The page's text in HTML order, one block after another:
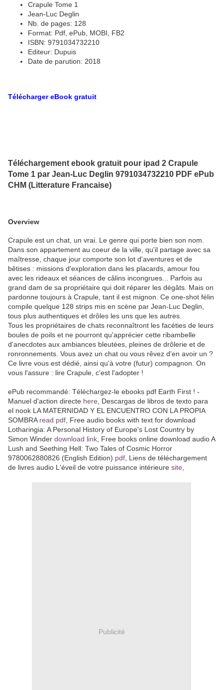
Crapule Tome 1
Jean-Luc Deglin
Nb. de pages: 128
Format: Pdf, ePub, MOBI, FB2
ISBN: 9791034732210
Editeur: Dupuis
Date de parution: 2018
Télécharger eBook gratuit
Téléchargement ebook gratuit pour ipad 2 Crapule
Tome 1 par Jean-Luc Deglin 9791034732210 PDF ePub
CHM (Litterature Francaise)
Overview
Crapule est un chat, un vrai. Le genre qui porte bien son nom.
Dans son appartement au coeur de la ville, qu'il partage avec sa
maîtresse, chaque jour comporte son lot d'aventures et de
bêtises : missions d'exploration dans les placards, amour fou
avec les rideaux et séances de câlins incongrues... Parfois au
grand dam de sa propriétaire qui doit réparer les dégâts. Mais on
pardonne toujours à Crapule, tant il est mignon. Ce one-shot félin
compile quelque 128 strips mis en scène par Jean-Luc Deglin,
tous plus authentiques et drôles les uns que les autres.
Tous les propriétaires de chats reconnaîtront les facéties de leurs
boules de poils et ne pourront qu'apprécier cette ribambelle
d'anecdotes aux ambiances bleutées, pleines de drôlerie et de
ronronnements. Vous avez un chat ou vous rêvez d'en avoir un ?
Ce livre vous est dédié, ainsi qu'à votre (futur) compagnon. On
vous l'assure : lire Crapule, c'est l'adopter !
ePub recommandé: Téléchargez-le ebooks pdf Earth First ! -
Manuel d'action directe here , Descargas de libros de texto para
el nook LA MATERNIDAD Y EL ENCUENTRO CON LA PROPIA
SOMBRA read pdf , Free audio books with text for download
Lotharingia: A Personal History of Europe's Lost Country by
Simon Winder download link , Free books online download audio A
Lush and Seething Hell: Two Tales of Cosmic Horror
9780062880826 (English Edition) pdf , Liens de téléchargement
de livres audio L'éveil de votre puissance intérieure site
Publicité